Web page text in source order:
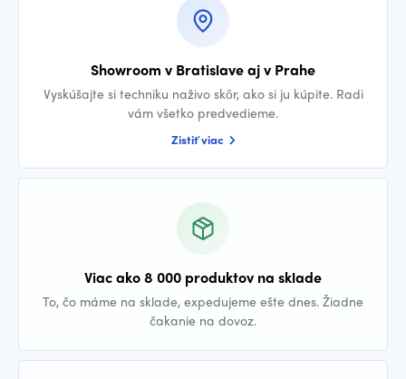
Showroom v Bratislave aj v Prahe
Vyskúšajte si techniku naživo skôr, ako si ju kúpite. Radi
vám všetko predvedieme.
Zistiť viac
Viac ako 8 000 produktov na sklade
To, čo máme na sklade, expedujeme ešte dnes. Žiadne
čakanie na dovoz.